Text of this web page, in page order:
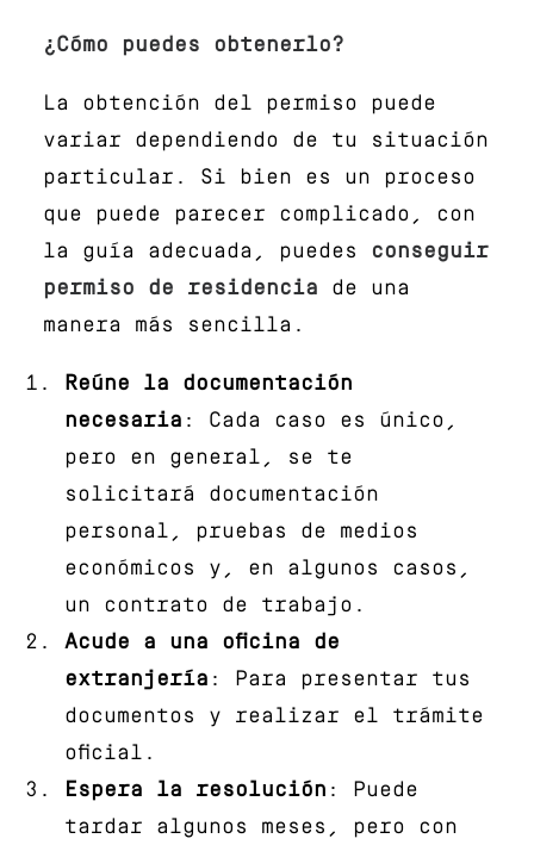
¿Cómo puedes obtenerlo?
La obtención del permiso puede
variar dependiendo de tu situación
particular. Si bien es un proceso
que puede parecer complicado, con
la guía adecuada, puedes conseguir
permiso de residencia de una
manera más sencilla.
Reúne la documentación
necesaria : Cada caso es único,
pero en general, se te
solicitará documentación
personal, pruebas de medios
económicos y, en algunos casos,
un contrato de trabajo.
Acude a una oficina de
extranjería : Para presentar tus
documentos y realizar el trámite
oficial.
Espera la resolución : Puede
tardar algunos meses, pero con